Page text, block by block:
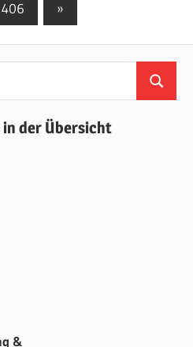
406
Nächste
Beiträge
»
Suchen
in der Übersicht
&